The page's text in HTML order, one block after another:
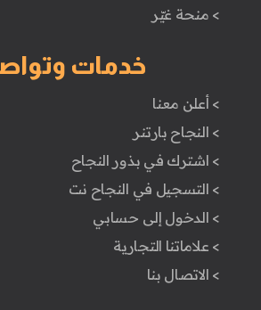
> منحة غيّر
خدمات
> أعلن معنا
> النجاح بارتنر
> اشترك في بذور النجاح
> التسجيل في النجاح نت
> الدخول إلى حسابي
> علاماتنا التجارية
> الاتصال بنا